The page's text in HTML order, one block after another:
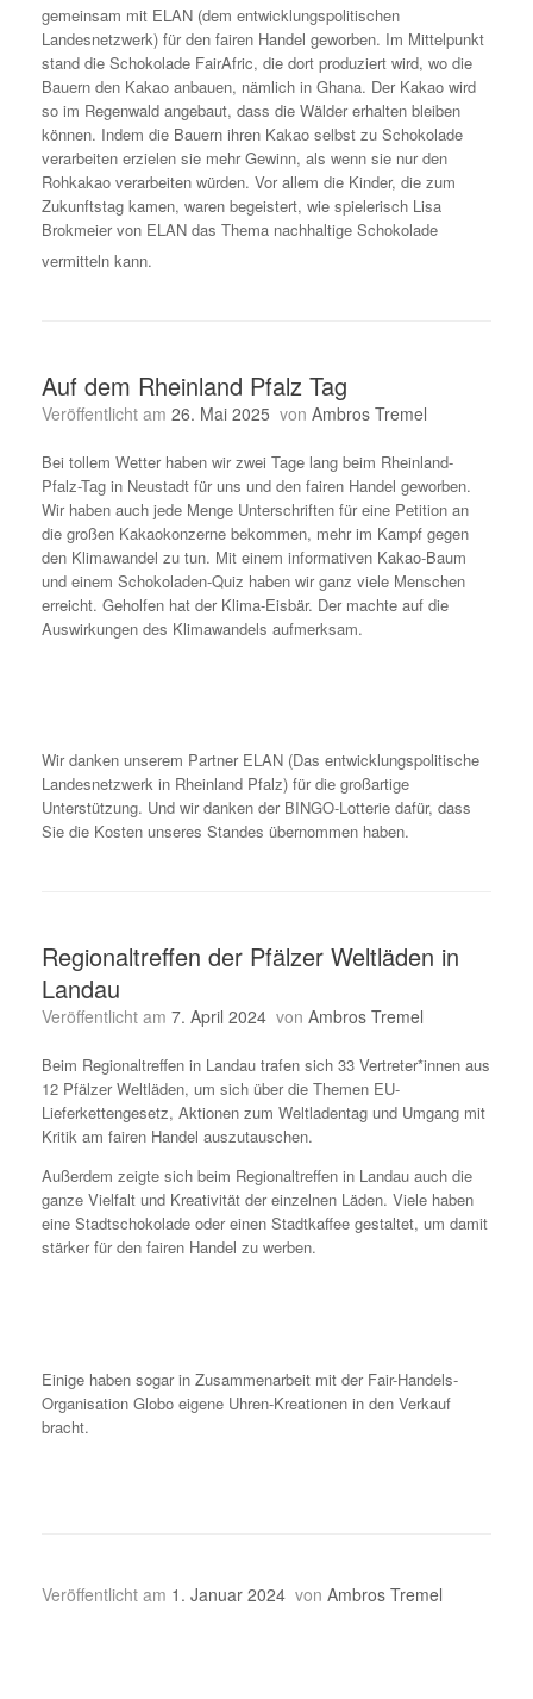
gemeinsam mit ELAN (dem entwicklungspolitischen
Landesnetzwerk) für den fairen Handel geworben. Im Mittelpunkt
stand die Schokolade FairAfric, die dort produziert wird, wo die
Bauern den Kakao anbauen, nämlich in Ghana. Der Kakao wird
so im Regenwald angebaut, dass die Wälder erhalten bleiben
können. Indem die Bauern ihren Kakao selbst zu Schokolade
verarbeiten erzielen sie mehr Gewinn, als wenn sie nur den
Rohkakao verarbeiten würden. Vor allem die Kinder, die zum
Zukunftstag kamen, waren begeistert, wie spielerisch Lisa
Brokmeier von ELAN das Thema nachhaltige Schokolade
vermitteln kann.
Auf dem Rheinland Pfalz Tag
Veröffentlicht am 26. Mai 2025 von Ambros Tremel
Bei tollem Wetter haben wir zwei Tage lang beim Rheinland-
Pfalz-Tag in Neustadt für uns und den fairen Handel geworben.
Wir haben auch jede Menge Unterschriften für eine Petition an
die großen Kakaokonzerne bekommen, mehr im Kampf gegen
den Klimawandel zu tun. Mit einem informativen Kakao-Baum
und einem Schokoladen-Quiz haben wir ganz viele Menschen
erreicht. Geholfen hat der Klima-Eisbär. Der machte auf die
Auswirkungen des Klimawandels aufmerksam.
Wir danken unserem Partner ELAN (Das entwicklungspolitische
Landesnetzwerk in Rheinland Pfalz) für die großartige
Unterstützung. Und wir danken der BINGO-Lotterie dafür, dass
Sie die Kosten unseres Standes übernommen haben.
Regionaltreffen der Pfälzer Weltläden in
Landau
Veröffentlicht am 7. April 2024 von Ambros Tremel
Beim Regionaltreffen in Landau trafen sich 33 Vertreter*innen aus
12 Pfälzer Weltläden, um sich über die Themen EU-
Lieferkettengesetz, Aktionen zum Weltladentag und Umgang mit
Kritik am fairen Handel auszutauschen.
Außerdem zeigte sich beim Regionaltreffen in Landau auch die
ganze Vielfalt und Kreativität der einzelnen Läden. Viele haben
eine Stadtschokolade oder einen Stadtkaffee gestaltet, um damit
stärker für den fairen Handel zu werben.
Einige haben sogar in Zusammenarbeit mit der Fair-Handels-
Organisation Globo eigene Uhren-Kreationen in den Verkauf
bracht.
Veröffentlicht am 1. Januar 2024 von Ambros Tremel